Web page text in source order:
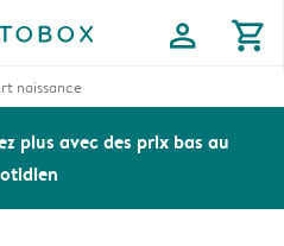
profile shopping_cart
naissance
plus avec des prix bas au